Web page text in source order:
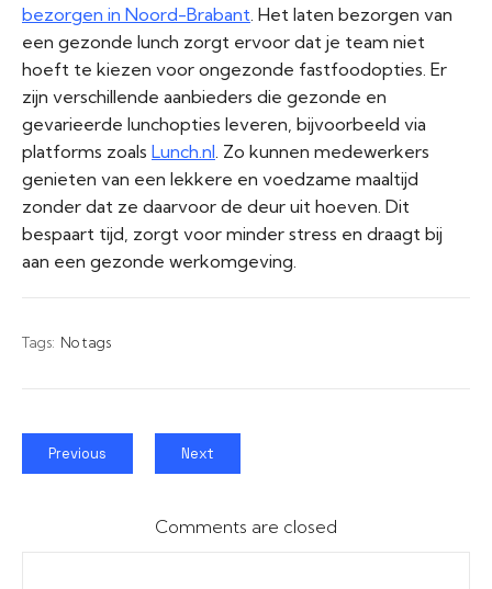
bezorgen in Noord-Brabant. Het laten bezorgen van
een gezonde lunch zorgt ervoor dat je team niet
hoeft te kiezen voor ongezonde fastfoodopties. Er
zijn verschillende aanbieders die gezonde en
gevarieerde lunchopties leveren, bijvoorbeeld via
platforms zoals Lunch.nl. Zo kunnen medewerkers
genieten van een lekkere en voedzame maaltijd
zonder dat ze daarvoor de deur uit hoeven. Dit
bespaart tijd, zorgt voor minder stress en draagt bij
aan een gezonde werkomgeving.
Tags: No tags
Previous Next
Comments are closed